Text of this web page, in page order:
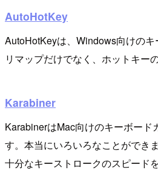
AutoHotKey
AutoHotKeyは、Windows向けのキ
リマップだけでなく、ホットキー
Karabiner
KarabinerはMac向けのキーボード
す。本当にいろいろなことができ
十分なキーストロークのスピード